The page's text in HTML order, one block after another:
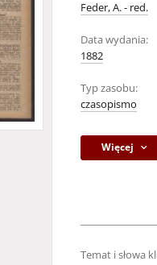
Feder, A. - red.
Data wydania:
1882
Typ zasobu:
czasopismo
Więcej
Temat i słowa